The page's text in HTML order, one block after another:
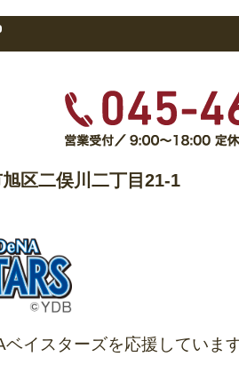
区二俣川二丁目21-1
イスターズを応援していま